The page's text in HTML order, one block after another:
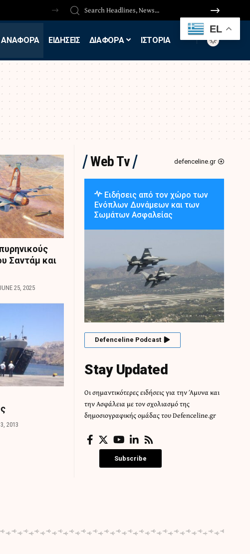
ΑΝΑΦΟΡΑ ΕΙΔΗΣΕΙΣ ΔΙΑΦΟΡΑ ΙΣΤΟΡΙΑ
Σαντάμ και
25, 2025
2013
Web Tv defenceline.gr
Ειδήσεις από τον χώρο των
Ενόπλων Δυνάμεων και των
Σωμάτων Ασφαλείας
Defenceline Podcast
Stay Updated
Οι σημαντικότερες ειδήσεις για την Άμυνα και
την Ασφάλεια με τον σχολιασμό της
δημοσιογραφικής ομάδας του Defenceline.gr
Subscribe
EL